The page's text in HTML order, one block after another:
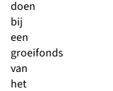
doen
bij
een
groeifonds
van
het